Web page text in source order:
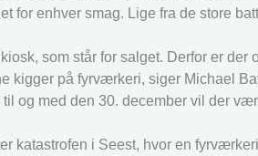
for enhver smag. Lige fra de store
som står for salget. Derfor er der
kigger på fyrværkeri, siger Michael
og med den 30. december vil der
katastrofen i Seest, hvor en